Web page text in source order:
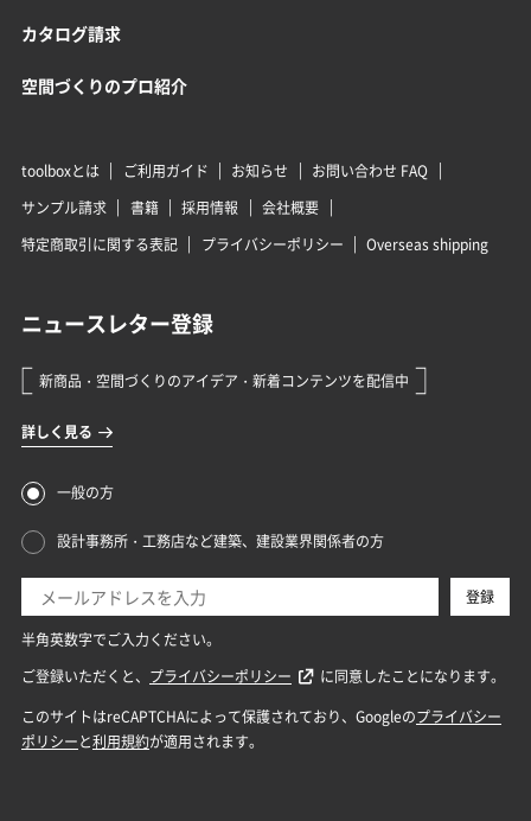
カタログ請求
空間づくりのプロ紹介
toolboxとは ご利用ガイド お知らせ
お問い合わせ FAQ
サンプル請求
書籍 採用情報
会社概要
特定商取引に関する表記
プライバシーポリシー Overseas shipping